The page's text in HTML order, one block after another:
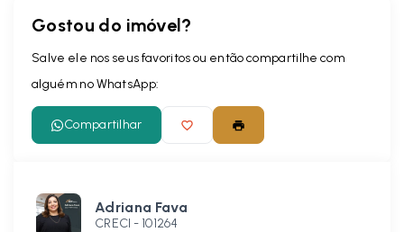
Gostou do imóvel?
Salve ele nos seus favoritos ou então compartilhe com
alguém no WhatsApp:
Compartilhar
Adriana Fava
CRECI - 101264